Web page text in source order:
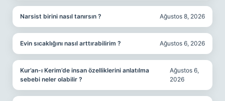
Narsist birini nasıl tanırsın ? Ağustos 8, 2026
Evin sıcaklığını nasıl arttırabilirim ? Ağustos 6, 2026
Kur’an-ı Kerim’de insan özelliklerini anlatılma
sebebi neler olabilir ?
Ağustos 6,
2026